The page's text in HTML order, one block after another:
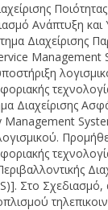
Ανάπτυξη και
Διαχείρισης
Management
Διαχείρισης
Στο Σχεδιασμό,